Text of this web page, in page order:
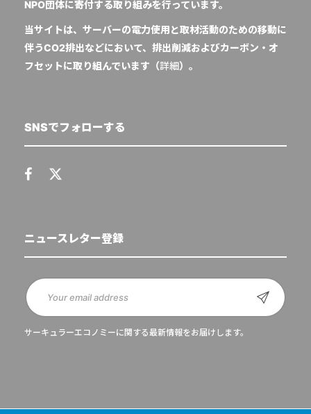
NPO団体に寄付する取り組みを行っています。
当サイトは、サーバーの電力使用と取材活動のための移動に
伴うCO2排出などにおいて、排出削減およびカーボン・オ
フセットに取り組んでいます（詳細）。
SNSでフォローする
ニュースレター登録
サーキュラーエコノミーに関する最新情報をお届けします。